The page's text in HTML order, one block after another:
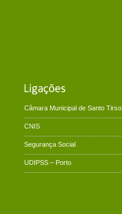
Câmara Municipal de Santo Tirso
CNIS
Segurança Social
UDIPSS – Porto